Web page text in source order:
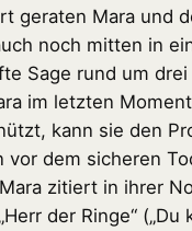
geraten Mara und
noch mitten in
Sage rund um drei
im letzten
kann sie den
vor dem sicheren
zitiert in ihrer
der Ringe“ („Du